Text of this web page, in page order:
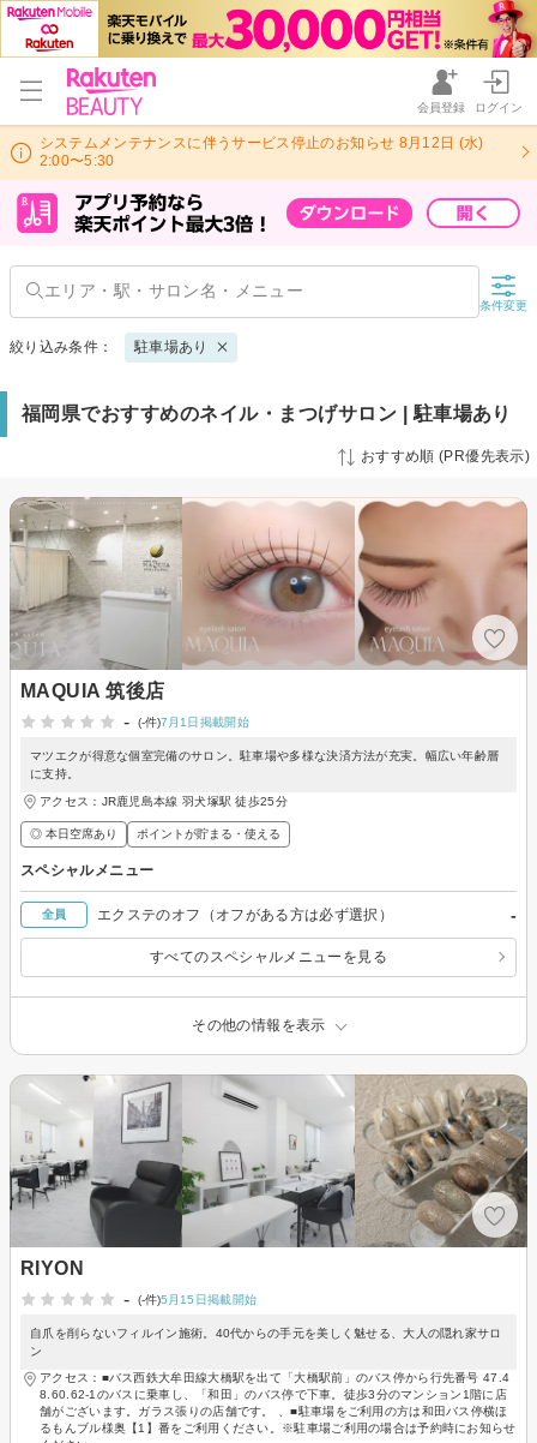
会員登録 ログイン
システムメンテナンスに伴うサービス停止のお知らせ 8月12日 (水)
2:00〜5:30
条件変更
絞り込み条件： 駐車場あり
福岡県でおすすめのネイル・まつげサロン | 駐車場あり
おすすめ順 (PR優先表示)
MAQUIA 筑後店
-
(-件)7月1日掲載開始
マツエクが得意な個室完備のサロン。駐車場や多様な決済方法が充実。幅広い年齢層
に支持。
アクセス：JR鹿児島本線 羽犬塚駅 徒歩25分
◎ 本日空席あり ポイントが貯まる・使える
スペシャルメニュー
全員 エクステのオフ（オフがある方は必ず選択） -
すべてのスペシャルメニューを見る
その他の情報を表示
RIYON
-
(-件)5月15日掲載開始
自爪を削らないフィルイン施術。40代からの手元を美しく魅せる、大人の隠れ家サロ
ン
アクセス：■バス西鉄大牟田線大橋駅を出て「大橋駅前」のバス停から行先番号 47.4
8.60.62-1のバスに乗車し、「和田」のバス停で下車。徒歩3分のマンション1階に店
舗がございます。ガラス張りの店舗です。 、■駐車場をご利用の方は和田バス停横ほ
るもんブル様奥【1】番をご利用ください。※駐車場ご利用の場合は予約時にお知らせ